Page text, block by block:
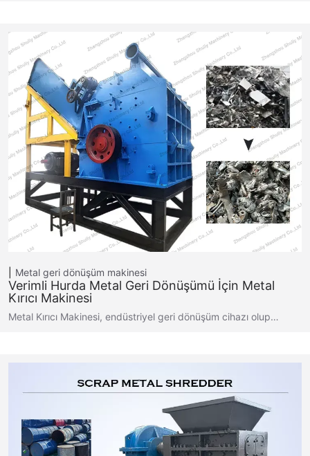
Metal geri dönüşüm makinesi
Verimli Hurda Metal Geri Dönüşümü İçin Metal
Kırıcı Makinesi
Metal Kırıcı Makinesi, endüstriyel geri dönüşüm cihazı olup…